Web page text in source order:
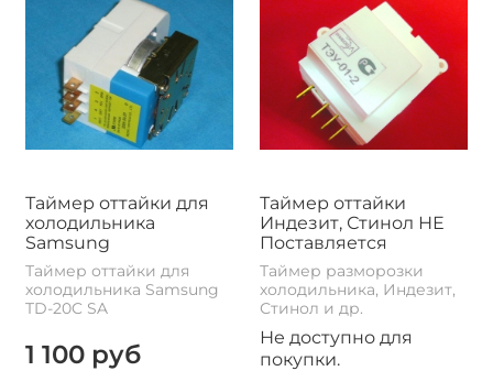
Таймер оттайки для
холодильника
Samsung
Таймер оттайки для
холодильника Samsung
TD-20C SA
1 100 руб
Таймер оттайки
Индезит, Стинол НЕ
Поставляется
Таймер разморозки
холодильника, Индезит,
Стинол и др.
Не доступно для
покупки.